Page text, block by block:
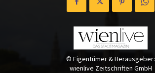
© Eigentümer & Herausgeber:
wienlive Zeitschriften GmbH